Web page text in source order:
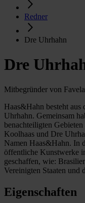
Redner
Dre Uhrhahn
Dre
Mitbegründer von
Haas&Hahn besteht
Uhrhahn. Gemeinsam
benachteiligten
Koolhaas und Dre
Namen Haas&Hahn. In
öffentliche Kunstwerke
geschaffen, wie:
Vereinigten Staaten und
Eigenschaften